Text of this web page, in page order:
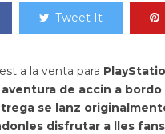
Tweet It
a la venta para
de accin a
se lanz
disfrutar a lles